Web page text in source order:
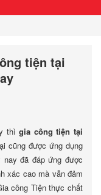
tiện tại
thìgia công tiện tại
cũng được ứng dụng
đã đáp ứng được
xác cao mà vẫn đảm
công Tiện thực chất